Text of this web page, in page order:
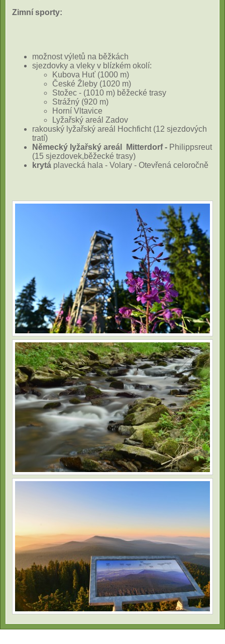
Zimní sporty:
možnost výletů na běžkách
sjezdovky a vleky v blízkém okolí:
Kubova Huť (1000 m)
České Žleby (1020 m)
Stožec - (1010 m) běžecké trasy
Strážný (920 m)
Horní Vltavice
Lyžařský areál Zadov
rakouský lyžařský areál Hochficht (12 sjezdových
tratí)
Německý lyžařský areál
Mitterdorf - Philippsreut
(15 sjezdovek,běžecké trasy)
krytá plavecká hala - Volary - Otevřená celoročně